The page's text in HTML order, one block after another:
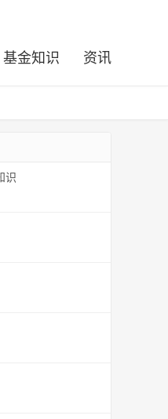
基金知识 资讯
识